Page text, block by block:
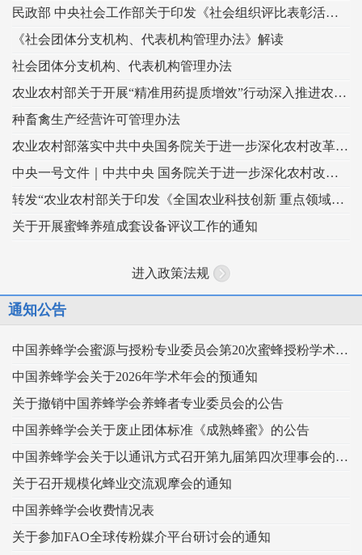
民政部 中央社会工作部关于印发《社会组织评比表彰活动管理办法》的通知
《社会团体分支机构、代表机构管理办法》解读
社会团体分支机构、代表机构管理办法
农业农村部关于开展“精准用药提质增效”行动深入推进农药科学安全使用工作的指导意见
种畜禽生产经营许可管理办法
农业农村部落实中共中央国务院关于进一步深化农村改革扎实推进乡村全面振兴 工作部署的实施意见
中央一号文件｜中共中央 国务院关于进一步深化农村改革 扎实推进乡村全面振兴的意见
转发“农业农村部关于印发《全国农业科技创新 重点领域（2024–2028年）》的通知”
关于开展蜜蜂养殖成套设备评议工作的通知
进入政策法规
通知公告
中国养蜂学会蜜源与授粉专业委员会第20次蜜蜂授粉学术交流会暨向日葵授粉现场观摩会通知 （第二轮）
中国养蜂学会关于2026年学术年会的预通知
关于撤销中国养蜂学会养蜂者专业委员会的公告
中国养蜂学会关于废止团体标准《成熟蜂蜜》的公告
中国养蜂学会关于以通讯方式召开第九届第四次理事会的通知
关于召开规模化蜂业交流观摩会的通知
中国养蜂学会收费情况表
关于参加FAO全球传粉媒介平台研讨会的通知